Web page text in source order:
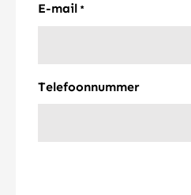
E-mail *
Telefoonnummer